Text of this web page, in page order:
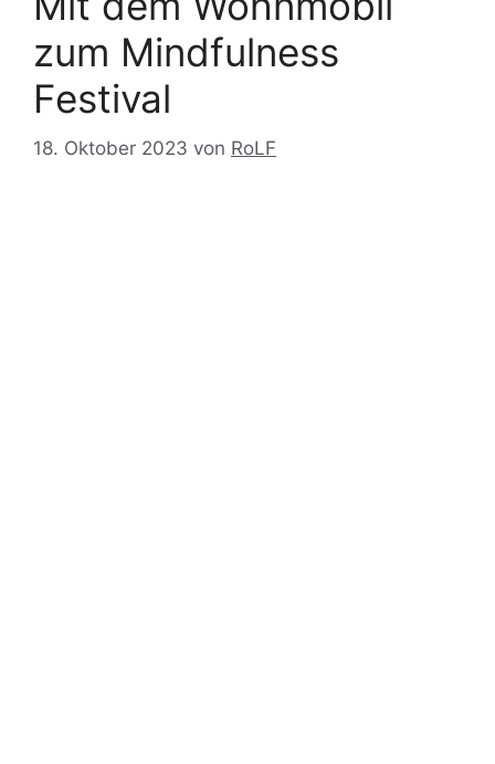
zum Mindfulness
Festival
18. Oktober 2023 von RoLF